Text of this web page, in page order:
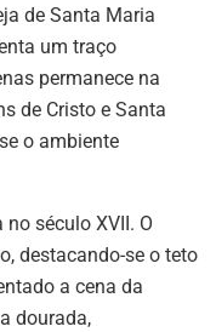
de Santa Maria
um traço
permanece na
de Cristo e Santa
o ambiente
século XVII. O
destacando-se o teto
a cena da
dourada,